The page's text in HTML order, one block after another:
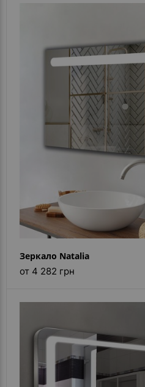
Зеркало Natalia
от 4 282 грн